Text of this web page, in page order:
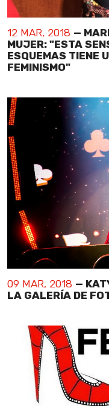
12 MAR, 2018 —
MUJER: "ESTA
ESQUEMAS TIENE
FEMINISMO"
09 MAR, 2018 —
LA GALERÍA DE